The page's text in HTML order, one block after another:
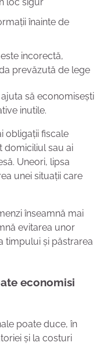
înainte de
incorectă,
prevăzută de lege
să economisești
inutile.
obligații fiscale
domiciliul sau ai
Uneori, lipsa
unei situații care
înseamnă mai
evitarea unor
timpului și păstrarea
economisi
poate duce, în
și la costuri